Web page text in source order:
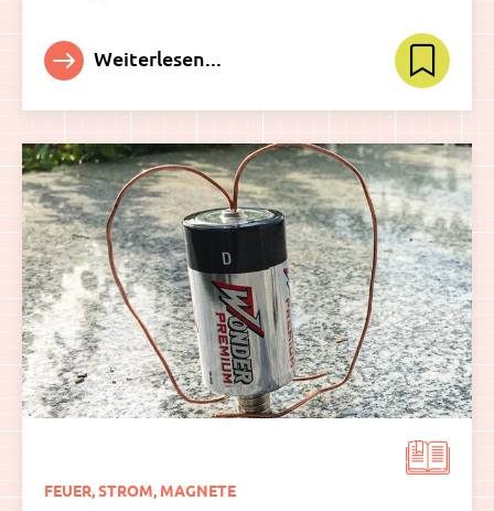
Weiterlesen...
FEUER, STROM, MAGNETE